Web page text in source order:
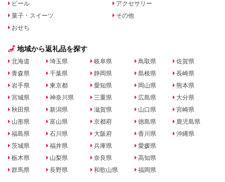
ビール
菓子・スイーツ
おせち
アクセサリー
その他
地域から返礼品を探す
北海道
青森県
岩手県
宮城県
秋田県
山形県
福島県
茨城県
栃木県
群馬県
埼玉県
千葉県
東京都
神奈川県
新潟県
富山県
石川県
福井県
山梨県
長野県
岐阜県
静岡県
愛知県
三重県
滋賀県
京都府
大阪府
兵庫県
奈良県
和歌山県
鳥取県
島根県
岡山県
広島県
山口県
徳島県
香川県
愛媛県
高知県
福岡県
佐賀県
長崎県
熊本県
大分県
宮崎県
鹿児島県
沖縄県